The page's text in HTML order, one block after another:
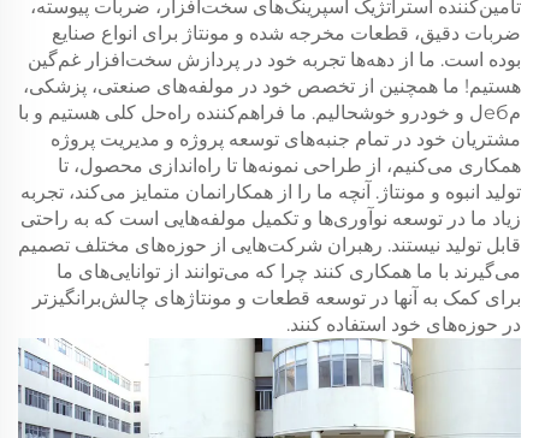
تأمین‌کننده استراتژیک اسپرینگ‌های سخت‌افزار، ضربات پیوسته،
ضربات دقیق، قطعات مخرجه شده و مونتاژ برای انواع صنایع
بوده است. ما از دهه‌ها تجربه خود در پردازش سخت‌افزار غم‌گین
هستیم! ما همچنین از تخصص خود در مولفه‌های صنعتی، پزشکی،
مебل و خودرو خوشحالیم. ما فراهم‌کننده راه‌حل کلی هستیم و با
مشتریان خود در تمام جنبه‌های توسعه پروژه و مدیریت پروژه
همکاری می‌کنیم، از طراحی نمونه‌ها تا راه‌اندازی محصول، تا
تولید انبوه و مونتاژ. آنچه ما را از همکارانمان متمایز می‌کند، تجربه
زیاد ما در توسعه نوآوری‌ها و تکمیل مولفه‌هایی است که به راحتی
قابل تولید نیستند. رهبران شرکت‌هایی از حوزه‌های مختلف تصمیم
می‌گیرند با ما همکاری کنند چرا که می‌توانند از توانایی‌های ما
برای کمک به آنها در توسعه قطعات و مونتاژ‌های چالش‌برانگیزتر
در حوزه‌های خود استفاده کنند.